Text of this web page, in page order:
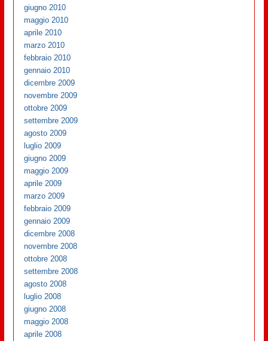
giugno 2010
maggio 2010
aprile 2010
marzo 2010
febbraio 2010
gennaio 2010
dicembre 2009
novembre 2009
ottobre 2009
settembre 2009
agosto 2009
luglio 2009
giugno 2009
maggio 2009
aprile 2009
marzo 2009
febbraio 2009
gennaio 2009
dicembre 2008
novembre 2008
ottobre 2008
settembre 2008
agosto 2008
luglio 2008
giugno 2008
maggio 2008
aprile 2008